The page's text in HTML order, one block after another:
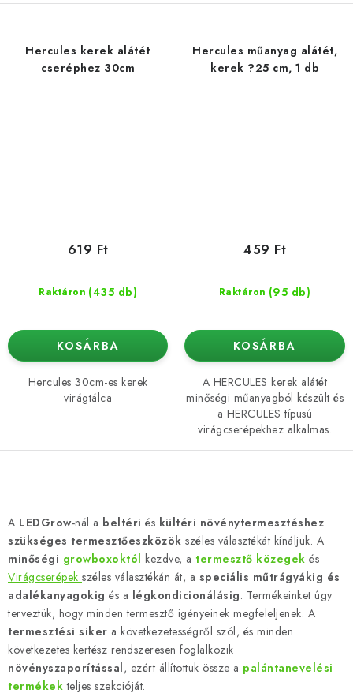
Hercules kerek alátét
cseréphez 30cm
Raktáron (435 db)
619 Ft
KOSÁRBA
Hercules 30cm-es kerek
virágtálca
Hercules műanyag alátét,
kerek ?25 cm, 1 db
Raktáron (95 db)
459 Ft
KOSÁRBA
A HERCULES kerek alátét
minőségi műanyagból készült és
a HERCULES típusú
virágcserépekhez alkalmas.
i
s
t
a
i
r
á
n
y
A LEDGrow-nál a beltéri és kültéri növénytermesztéshez
szükséges termesztőeszközök széles választékát kínáljuk. A
minőségi growboxoktól kezdve, a termesztő közegek és
Virágcserépek széles választékán át, a speciális műtrágyákig és
adalékanyagokig és a légkondicionálásig. Termékeinket úgy
terveztük, hogy minden termesztő igényeinek megfeleljenek. A
termesztési siker a következetességről szól, és minden
következetes kertész rendszeresen foglalkozik
növényszaporítással, ezért állítottuk össze a palántanevelési
termékek teljes szekcióját.